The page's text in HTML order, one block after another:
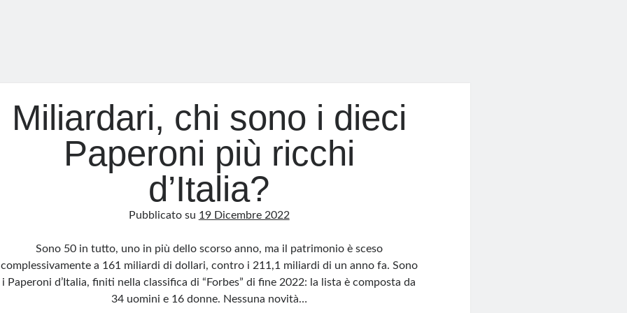
Miliardari, chi sono i dieci
Paperoni più ricchi
d’Italia?
Pubblicato su 19 Dicembre 2022
Sono 50 in tutto, uno in più dello scorso anno, ma il patrimonio è sceso
complessivamente a 161 miliardi di dollari, contro i 211,1 miliardi di un anno fa. Sono
i Paperoni d’Italia, finiti nella classifica di “Forbes” di fine 2022: la lista è composta da
34 uomini e 16 donne. Nessuna novità…